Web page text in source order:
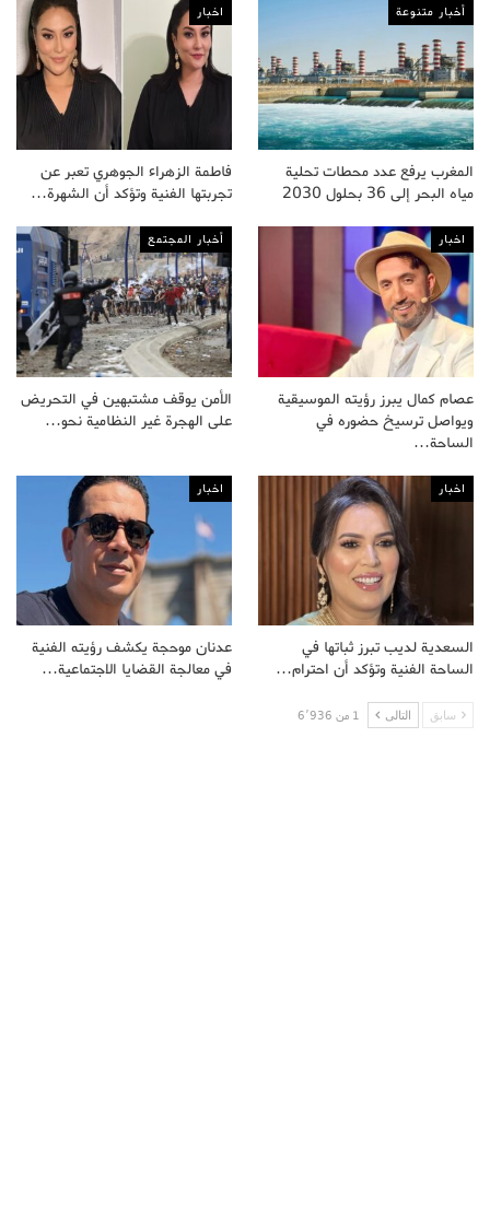
أخبار متنوعة
المغرب يرفع عدد محطات تحلية
مياه البحر إلى 36 بحلول 2030
اخبار
فاطمة الزهراء الجوهري تعبر عن
تجربتها الفنية وتؤكد أن الشهرة…
اخبار
عصام كمال يبرز رؤيته الموسيقية
ويواصل ترسيخ حضوره في
الساحة…
أخبار المجتمع
الأمن يوقف مشتبهين في التحريض
على الهجرة غير النظامية نحو…
اخبار
السعدية لديب تبرز ثباتها في
الساحة الفنية وتؤكد أن احترام…
اخبار
عدنان موحجة يكشف رؤيته الفنية
في معالجة القضايا الاجتماعية…
سابق التالى 1 من 6٬936